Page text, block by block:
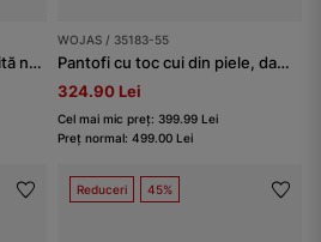
Pantofi damă din piele lăcuită neagră cu toc auriu
WOJAS / 35183-55
Pantofi cu toc cui din piele, damă, roșii
324.90 Lei
Cel mai mic preț: 399.99 Lei
Preț normal: 499.00 Lei
Reduceri 45%